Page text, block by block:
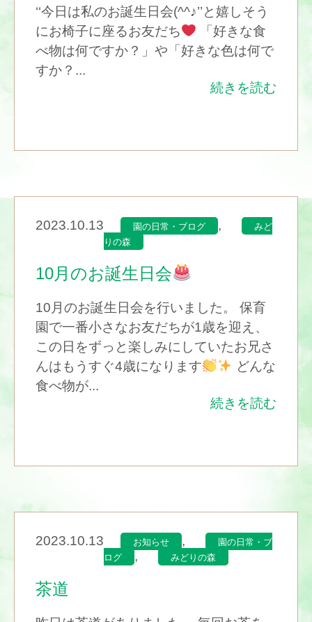
‘‘今日は私のお誕生日会(^^♪’’と嬉しそう
にお椅子に座るお友だち
「好きな食
べ物は何ですか？」や「好きな色は何で
すか？...
続きを読む
2023.10.13 園の日常・ブログ ,
みど
りの森
10月のお誕生日会
10月のお誕生日会を行いました。 保育
園で一番小さなお友だちが1歳を迎え、
この日をずっと楽しみにしていたお兄さ
んはもうすぐ4歳になります
どんな
食べ物が...
続きを読む
2023.10.13 お知らせ ,
園の日常・ブ
ログ
, みどりの森
茶道